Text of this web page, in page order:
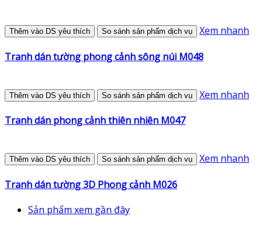
Thêm vào DS yêu thích So sánh sản phẩm dịch vụ Xem nhanh
Tranh dán tường phong cảnh sông núi M048
Thêm vào DS yêu thích So sánh sản phẩm dịch vụ Xem nhanh
Tranh dán phong cảnh thiên nhiên M047
Thêm vào DS yêu thích So sánh sản phẩm dịch vụ Xem nhanh
Tranh dán tường 3D Phong cảnh M026
Sản phẩm xem gần đây